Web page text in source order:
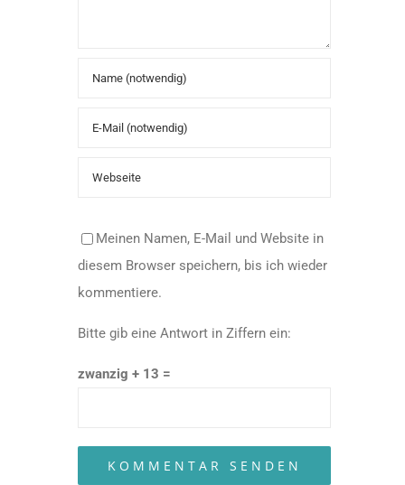
Meinen Namen, E-Mail und Website in
diesem Browser speichern, bis ich wieder
kommentiere.
Bitte gib eine Antwort in Ziffern ein:
zwanzig + 13 =